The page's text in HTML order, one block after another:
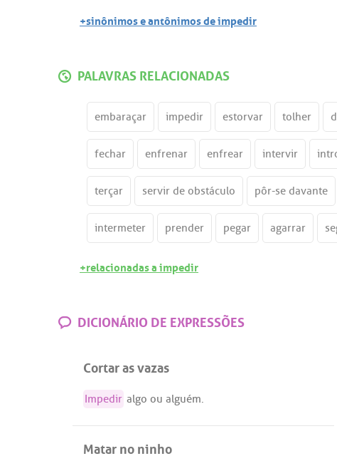
+sinônimos e antônimos de impedir
PALAVRAS RELACIONADAS
embaraçar impedir estorvar tolher
fechar enfrenar enfrear intervir
terçar servir de obstáculo pôr-se davante
intermeter prender pegar agarrar
+relacionadas a impedir
DICIONÁRIO DE EXPRESSÕES
Cortar as vazas
Impedir algo ou alguém.
Matar no ninho